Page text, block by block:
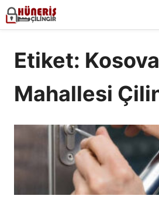
Etiket: Kosova
Mahallesi